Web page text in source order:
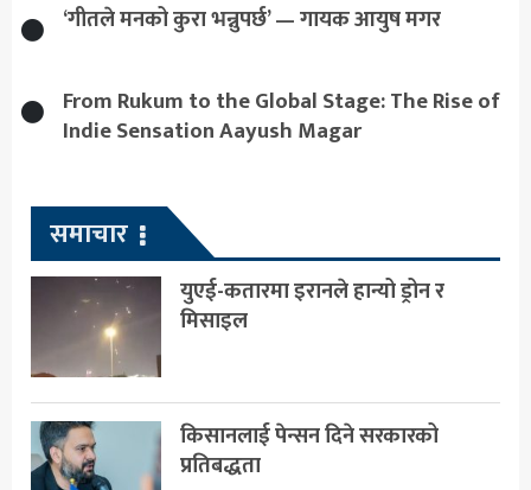
‘गीतले मनको कुरा भन्नुपर्छ’ — गायक आयुष मगर
From Rukum to the Global Stage: The Rise of
Indie Sensation Aayush Magar
समाचार
युएई-कतारमा इरानले हान्यो ड्रोन र
मिसाइल
किसानलाई पेन्सन दिने सरकारको
प्रतिबद्धता